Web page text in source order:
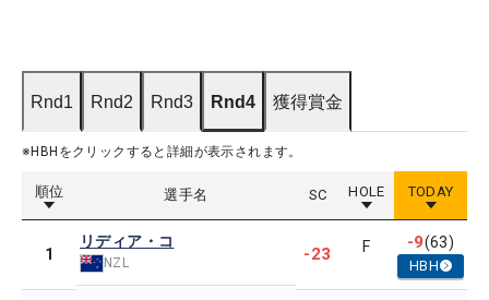
Rnd1 Rnd2 Rnd3 Rnd4 獲得賞金
※HBHをクリックすると詳細が表示されます。
順位 選手名 SC HOLE TODAY
1
リディア・コ
NZL -23 F -9(63)
HBH